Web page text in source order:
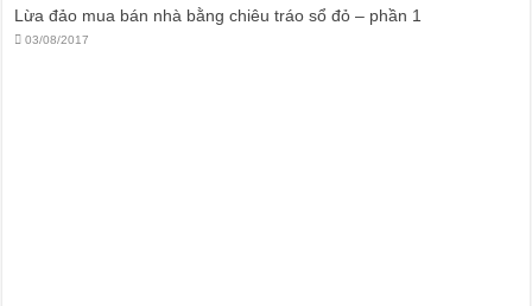
Lừa đảo mua bán nhà bằng chiêu tráo sổ đỏ – phần 1
03/08/2017